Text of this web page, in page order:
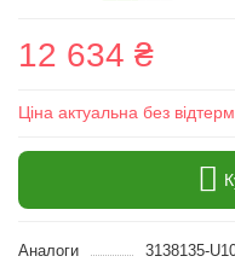
12 634 ₴
Ціна актуальна без
Аналоги
3138135-